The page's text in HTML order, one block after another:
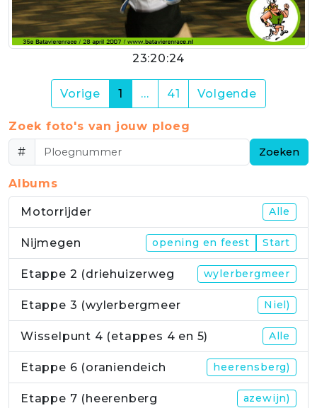
23:20:24
Vorige 1 (current)
… 41 Volgende
Zoek foto's van jouw ploeg
#
Zoeken
Albums
Motorrijder Alle
Nijmegen opening en feest Start
Etappe 2 (driehuizerweg wylerbergmeer
Etappe 3 (wylerbergmeer Niel)
Wisselpunt 4 (etappes 4 en 5) Alle
Etappe 6 (oraniendeich heerensberg)
Etappe 7 (heerenberg azewijn)